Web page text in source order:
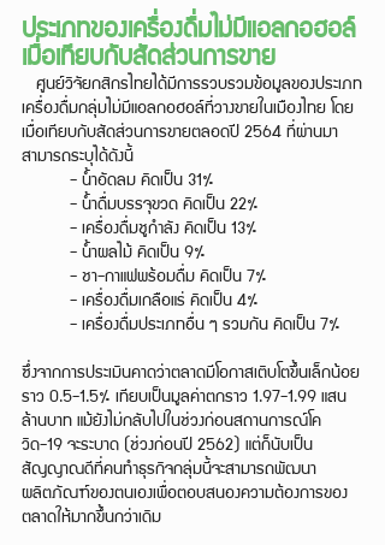
ประเภทของเครื่องดื่มไม่มีแอลกอฮอล์
เมื่อเทียบกับสัดส่วนการขาย
เครื่องดื่มกลุ่มไม่มีแอลกอฮอล์ที่วางขายในเมืองไทย โดย
เมื่อเทียบกับสัดส่วนการขายตลอดปี 2564 ที่ผ่านมา
สามารถระบุได้ดังนี้
	- น้ำอัดลม คิดเป็น 31%
	- น้ำดื่มบรรจุขวด คิดเป็น 22%
	- เครื่องดื่มชูกำลัง คิดเป็น 13%
	- น้ำผลไม้ คิดเป็น 9%
	- ชา-กาแฟพร้อมดื่ม คิดเป็น 7%
	- เครื่องดื่มเกลือแร่ คิดเป็น 4%
	- เครื่องดื่มประเภทอื่น ๆ รวมกัน คิดเป็น 7%
ซึ่งจากการประเมินคาดว่าตลาดมีโอกาสเติบโตขึ้นเล็กน้อย
ราว 0.5-1.5% เทียบเป็นมูลค่าตกราว 1.97-1.99 แสน
ล้านบาท แม้ยังไม่กลับไปในช่วงก่อนสถานการณ์โค
วิด-19 จะระบาด (ช่วงก่อนปี 2562) แต่ก็นับเป็น
สัญญาณดีที่คนทำธุรกิจกลุ่มนี้จะสามารถพัฒนา
ผลิตภัณฑ์ของตนเองเพื่อตอบสนองความต้องการของ
ตลาดให้มากขึ้นกว่าเดิม